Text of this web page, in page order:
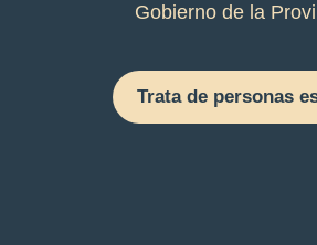
Gobierno de la
Trata de personas